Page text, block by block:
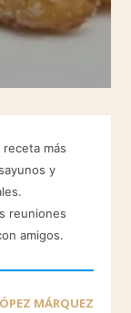
más
y
reuniones
amigos.
MÁRQUEZ